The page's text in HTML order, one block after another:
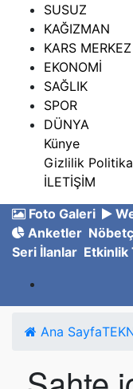
SUSUZ
KAĞIZMAN
KARS MERKEZ
EKONOMİ
SAĞLIK
SPOR
DÜNYA
Künye
Gizlilik
İLETİŞİM
Foto Galeri
Anketler
Seri İlanlar Etkinlik
Ana Sayfa